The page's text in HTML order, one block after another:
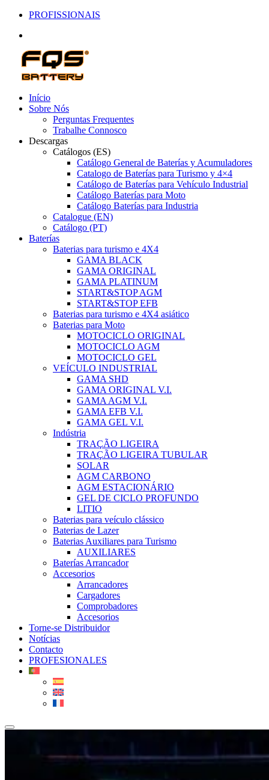
PROFISSIONAIS
Início
Sobre Nós
Perguntas Frequentes
Trabalhe Connosco
Descargas
Catálogos (ES)
Catálogo General de Baterías y Acumuladores
Catalogo de Baterías para Turismo y 4×4
Catálogo de Baterías para Vehículo Industrial
Catálogo Baterías para Moto
Catálogo Baterías para Industria
Catalogue (EN)
Catálogo (PT)
Baterías
Baterias para turismo e 4X4
GAMA BLACK
GAMA ORIGINAL
GAMA PLATINUM
START&STOP AGM
START&STOP EFB
Baterias para turismo e 4X4 asiático
Baterias para Moto
MOTOCICLO ORIGINAL
MOTOCICLO AGM
MOTOCICLO GEL
VEÍCULO INDUSTRIAL
GAMA SHD
GAMA ORIGINAL V.I.
GAMA AGM V.I.
GAMA EFB V.I.
GAMA GEL V.I.
Indústria
TRAÇÃO LIGEIRA
TRAÇÃO LIGEIRA TUBULAR
SOLAR
AGM CARBONO
AGM ESTACIONÁRIO
GEL DE CICLO PROFUNDO
LITIO
Baterias para veículo clássico
Baterias de Lazer
Baterias Auxiliares para Turismo
AUXILIARES
Baterías Arrancador
Accesorios
Arrancadores
Cargadores
Comprobadores
Accesorios
Torne-se Distribuidor
Notícias
Contacto
PROFESIONALES